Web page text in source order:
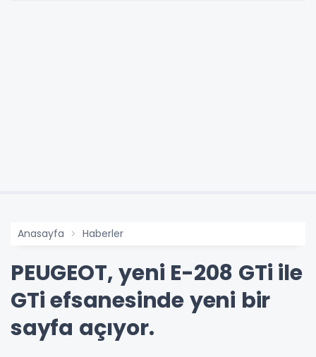
Anasayfa Haberler
PEUGEOT, yeni E-208 GTi ile
GTi efsanesinde yeni bir
sayfa açıyor.